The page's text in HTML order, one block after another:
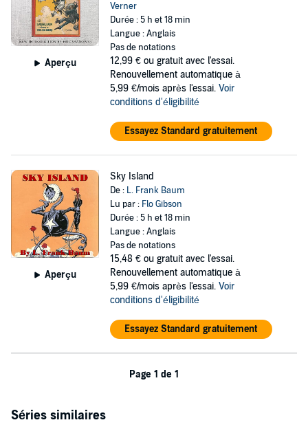
Aperçu
Verner
Durée : 5 h et 18 min
Langue : Anglais
Pas de notations
12,99 € ou gratuit avec l'essai.
Renouvellement automatique à
5,99 €/mois après l'essai. Voir
conditions d'éligibilité
Essayez Standard gratuitement
Aperçu
Sky Island
De : L. Frank Baum
Lu par : Flo Gibson
Durée : 5 h et 18 min
Langue : Anglais
Pas de notations
15,48 € ou gratuit avec l'essai.
Renouvellement automatique à
5,99 €/mois après l'essai. Voir
conditions d'éligibilité
Essayez Standard gratuitement
Page 1 de 1
Séries similaires